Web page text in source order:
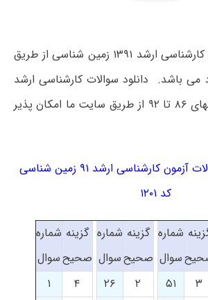
سوالات تست آزمون کارشناسی ارشد ۱۳۹۱ زمین شناسی از طریق
می باشد. دانلود سوالات کارشناسی ارشد
کلیه رشته ها در سالهای ۸۶ تا ۹۲ از طریق سایت ما امکان پذیر
دریافت رایگان سوالات آزمون کارشناسی ارشد ۹۱ زمین شناسی
کد ۱۲۰۱
شماره
سوال
گزینه
صحیح
شماره
سوال
گزینه
صحیح
شماره
سوال
۳ ۵۱ ۲ ۲۶ ۴
۱